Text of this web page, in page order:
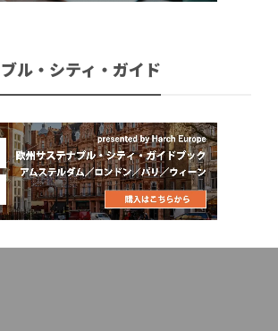
ル・シティ・ガイド